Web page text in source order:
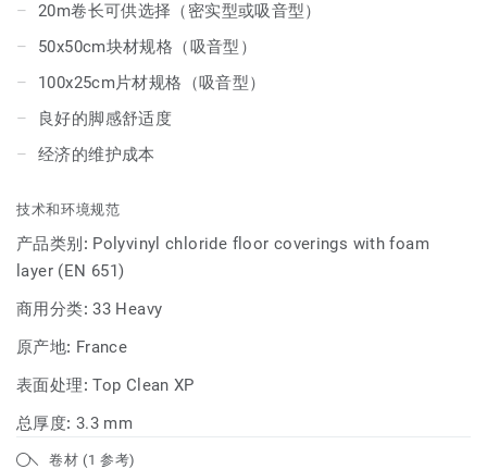
凭借其高密度泡沫背衬，Tapiflex Essential 50 提供行业领先
的声学性能（20dB 声音减弱）和良好的脚下舒适度。其表面
经过我们注册商标的 Top Clean XP 涂层处理，确保极高的耐
用性和经济高效的维护。
20m卷长可供选择（密实型或吸音型）
50x50cm块材规格（吸音型）
100x25cm片材规格（吸音型）
良好的脚感舒适度
经济的维护成本
技术和环境规范
产品类别: Polyvinyl chloride floor coverings with foam
layer (EN 651)
商用分类:33 Heavy
原产地: France
表面处理:Top Clean XP
总厚度: 3.3 mm
卷材 (1 参考)